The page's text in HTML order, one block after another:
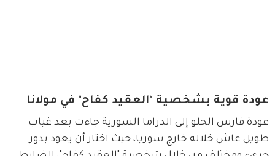
عودة قوية بشخصية "العقيد كفاح" في مولانا
عودة فارس الحلو إلى الدراما السورية جاءت بعد غياب
طويل عاش خلاله خارج سوريا، حيث اختار أن يعود بدور